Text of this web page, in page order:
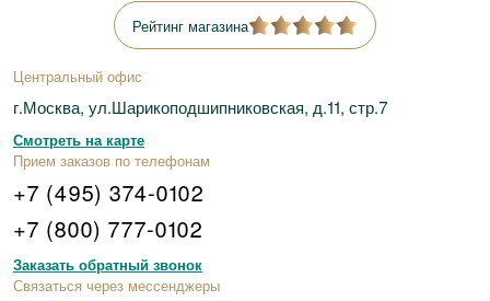
Рейтинг магазина
Центральный офис
г.Москва, ул.Шарикоподшипниковская, д.11, стр.7
Смотреть на карте
Прием заказов по телефонам
+7 (495) 374-0102
+7 (800) 777-0102
Заказать обратный звонок
Связаться через мессенджеры